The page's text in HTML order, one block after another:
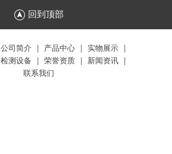
回到顶部
公司简介 产品中心 实物展示
检测设备 荣誉资质 新闻资讯
联系我们